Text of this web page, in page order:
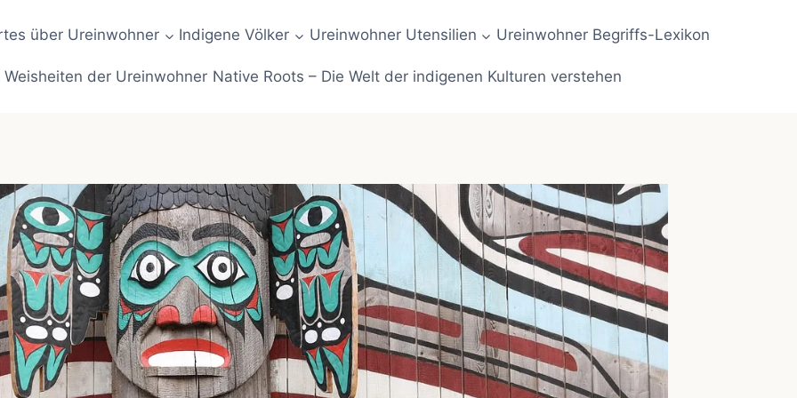
über Ureinwohner Indigene Völker Ureinwohner Utensilien Ureinwohner Begriffs-Lexikon
Weisheiten der Ureinwohner Native Roots – Die Welt der indigenen Kulturen verstehen